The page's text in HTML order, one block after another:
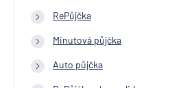
RePůjčka
Minutová půjčka
Auto půjčka